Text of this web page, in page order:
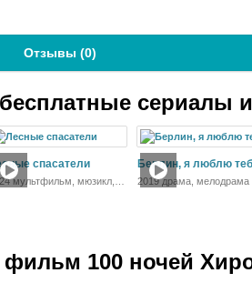
Отзывы (0)
сериалы
спасатели
мультфильм, мюзикл,
Берлин, я люблю
2019 драма, мелодрама
фильм 100 ночей